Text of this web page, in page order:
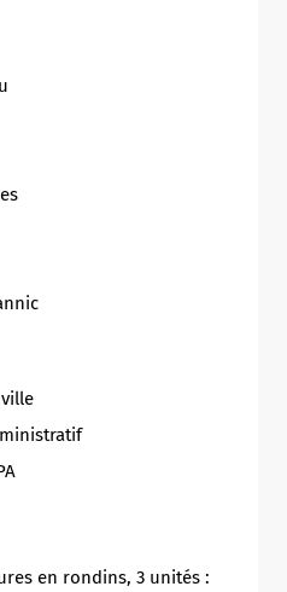
en rondins, 3 unités :